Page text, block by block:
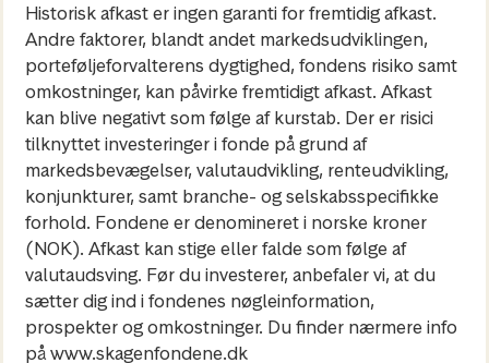
Historisk afkast er ingen garanti for fremtidig afkast.
Andre faktorer, blandt andet markedsudviklingen,
porteføljeforvalterens dygtighed, fondens risiko samt
omkostninger, kan påvirke fremtidigt afkast. Afkast
kan blive negativt som følge af kurstab. Der er risici
tilknyttet investeringer i fonde på grund af
markedsbevægelser, valutaudvikling, renteudvikling,
konjunkturer, samt branche- og selskabsspecifikke
forhold. Fondene er denomineret i norske kroner
(NOK). Afkast kan stige eller falde som følge af
valutaudsving. Før du investerer, anbefaler vi, at du
sætter dig ind i fondenes nøgleinformation,
prospekter og omkostninger. Du finder nærmere info
på www.skagenfondene.dk